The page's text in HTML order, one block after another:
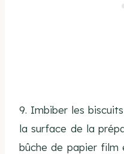
9. Imbiber les
la surface de la
bûche de papier